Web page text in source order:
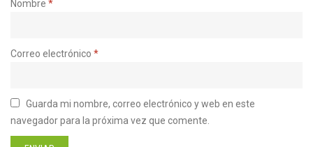
Nombre *
Correo electrónico *
Guarda mi nombre, correo electrónico y web en este
navegador para la próxima vez que comente.